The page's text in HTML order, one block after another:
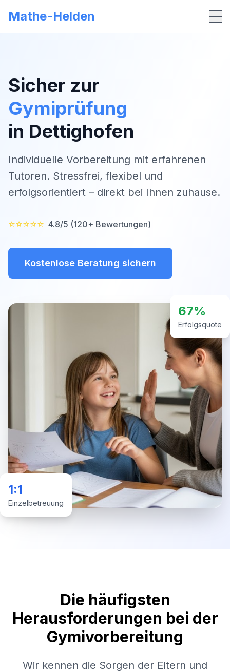
Mathe-Helden
Sicher zur
Gymiprüfung
in Dettighofen
Individuelle Vorbereitung mit erfahrenen
Tutoren. Stressfrei, flexibel und
erfolgsorientiert – direkt bei Ihnen zuhause.
⭐⭐⭐⭐⭐ 4.8/5 (120+ Bewertungen)
Kostenlose Beratung sichern
67%
Erfolgsquote
1:1
Einzelbetreuung
Die häufigsten
Herausforderungen bei der
Gymivorbereitung
Wir kennen die Sorgen der Eltern und